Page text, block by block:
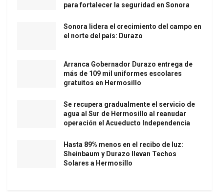
para fortalecer la seguridad en Sonora
Sonora lidera el crecimiento del campo en
el norte del país: Durazo
Arranca Gobernador Durazo entrega de
más de 109 mil uniformes escolares
gratuitos en Hermosillo
Se recupera gradualmente el servicio de
agua al Sur de Hermosillo al reanudar
operación el Acueducto Independencia
Hasta 89% menos en el recibo de luz:
Sheinbaum y Durazo llevan Techos
Solares a Hermosillo